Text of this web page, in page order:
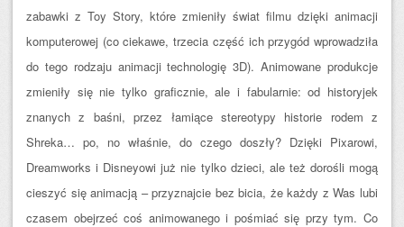
zabawki z Toy Story, które zmieniły świat filmu dzięki animacji
komputerowej (co ciekawe, trzecia część ich przygód wprowadziła
do tego rodzaju animacji technologię 3D). Animowane produkcje
zmieniły się nie tylko graficznie, ale i fabularnie: od historyjek
znanych z baśni, przez łamiące stereotypy historie rodem z
Shreka… po, no właśnie, do czego doszły? Dzięki Pixarowi,
Dreamworks i Disneyowi już nie tylko dzieci, ale też dorośli mogą
cieszyć się animacją – przyznajcie bez bicia, że każdy z Was lubi
czasem obejrzeć coś animowanego i pośmiać się przy tym. Co